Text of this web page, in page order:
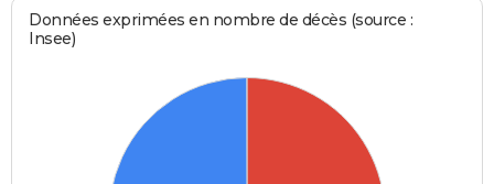
Données exprimées en nombre de décès (source :
Insee)